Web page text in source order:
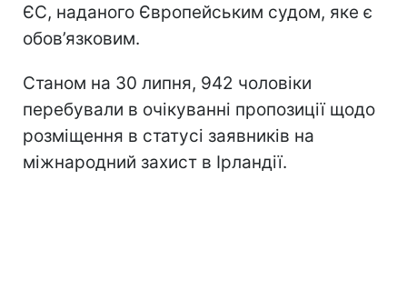
ЄС, наданого Європейським судом, яке є
обов’язковим.
Станом на 30 липня, 942 чоловіки
перебували в очікуванні пропозиції щодо
розміщення в статусі заявників на
міжнародний захист в Ірландії.